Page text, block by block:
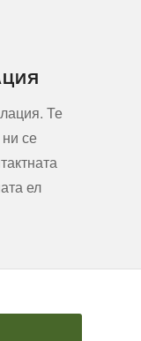
Те
се
ел